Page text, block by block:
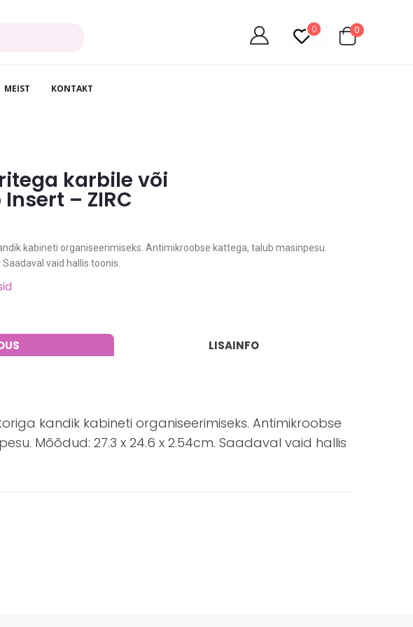
0 0
MEIST KONTAKT
karbile või
– ZIRC
kabineti organiseerimiseks. Antimikroobse kattega, talub masinpesu.
vaid hallis toonis.
LISAINFO
kandik kabineti organiseerimiseks. Antimikroobse
Mõõdud: 27.3 x 24.6 x 2.54cm. Saadaval vaid hallis